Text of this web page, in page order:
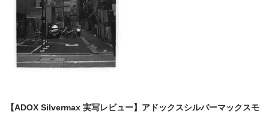
【ADOX Silvermax 実写レビュー】アドックスシルバーマックスモ